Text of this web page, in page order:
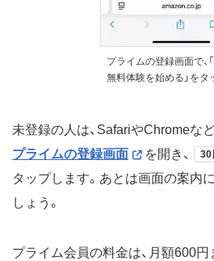
プライムの登録画面で、
無料体験を始める」をタ
未登録の人は、SafariやChromeな
プライムの登録画面
を開き、 30
タップします。あとは画面の案内
しょう。
プライム会員の料金は、月額600円